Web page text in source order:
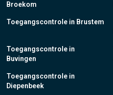
Broekom
Toegangscontrole in Brustem
Toegangscontrole in
Buvingen
Toegangscontrole in
Diepenbeek